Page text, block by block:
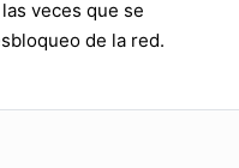
veces que se
de la red.